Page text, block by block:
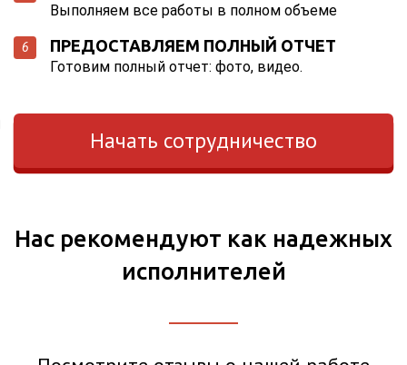
Выполняем все работы в полном объеме
6 ПРЕДОСТАВЛЯЕМ ПОЛНЫЙ ОТЧЕТ
Готовим полный отчет: фото, видео.
Начать сотрудничество
Нас рекомендуют как надежных
исполнителей